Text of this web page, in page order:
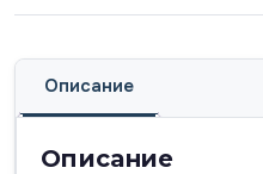
Описание
Описание